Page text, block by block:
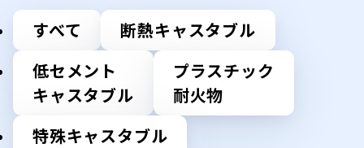
すべて
断熱キャスタブル
低セメント
キャスタブル
プラスチック
耐火物
特殊キャスタブル